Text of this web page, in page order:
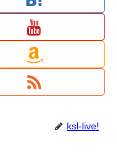
ksl-live!